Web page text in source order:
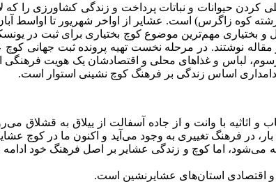
کردن حیوانات و نباتات پرداخت و زندگی کشاورزی را که
کوه زاگرس) است. عشایر از اواخر شهریور تا اواسط
مهم‌ترین موضوع کوچ بختیاری برای ثبت در
مقاله نوشتند. در مرحله نخست تهیه پرونده ثبت جهانی
لباس و غذاهای محلی و اقتصادشان یک هویت
اساس زندگی بر فرهنگ کوچ نشینی استوار است.
و اثاثیه با وانت و از جاده آسفالت از ییلاق به
در فرهنگ تغییری به وجود می‌آید و اکنون ما در کوچ
اما کوچ و زندگی عشایر بر اصل فرهنگ خود ادامه
اقتصادی استان‌های عشایرنشین است.